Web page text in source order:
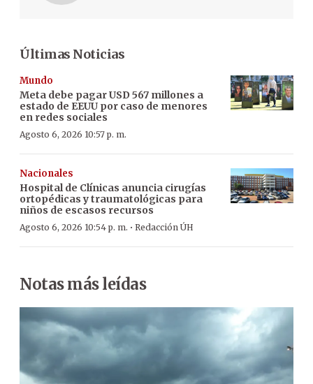
Últimas Noticias
Mundo
Meta debe pagar USD 567 millones a
estado de EEUU por caso de menores
en redes sociales
Agosto 6, 2026 10:57 p. m.
Nacionales
Hospital de Clínicas anuncia cirugías
ortopédicas y traumatológicas para
niños de escasos recursos
Agosto 6, 2026 10:54 p. m. · Redacción ÚH
Notas más leídas